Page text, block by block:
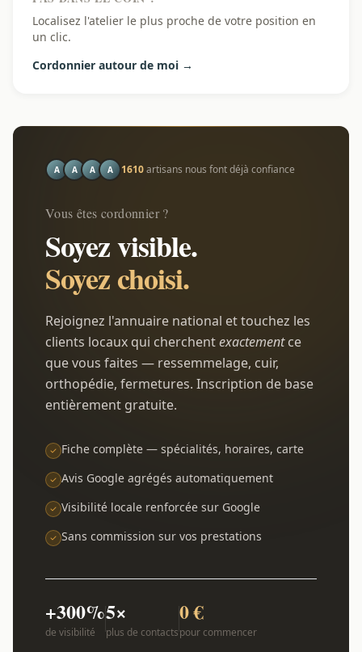
Localisez l'atelier le plus proche de votre position en
un clic.
Cordonnier autour de moi →
A A A A 1610artisans nous font déjà confiance
Vous êtes cordonnier ?
Soyez visible.
Soyez choisi.
Rejoignez l'annuaire national et touchez les
clients locaux qui cherchentexactementce
que vous faites — ressemmelage, cuir,
orthopédie, fermetures. Inscription de base
entièrement gratuite.
Fiche complète — spécialités, horaires, carte
Avis Google agrégés automatiquement
Visibilité locale renforcée sur Google
Sans commission sur vos prestations
+300%
de visibilité
5×
plus de contacts
0 €
pour commencer